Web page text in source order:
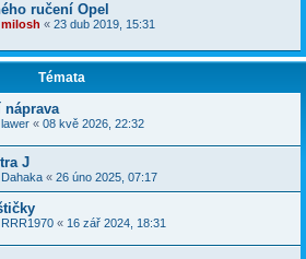
ručení Opel
milosh « 23 dub 2019, 15:31
Témata
náprava
lawer « 08 kvě 2026, 22:32
J
Dahaka « 26 úno 2025, 07:17
RRR1970 « 16 zář 2024, 18:31